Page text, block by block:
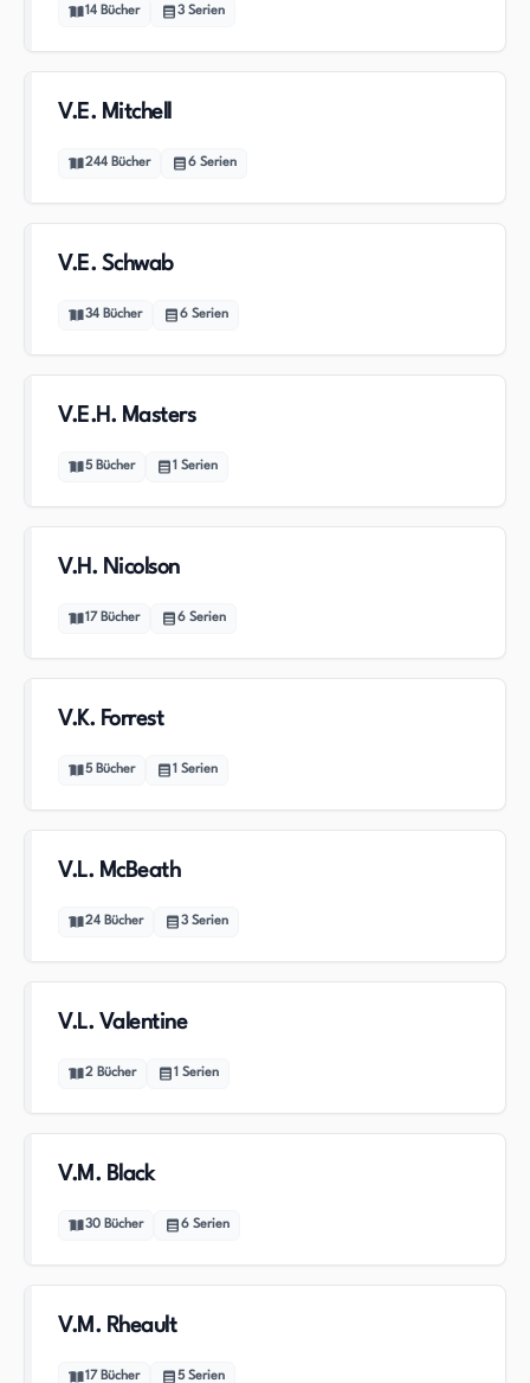
14 Bücher 3 Serien
V.E. Mitchell
244 Bücher 6 Serien
V.E. Schwab
34 Bücher 6 Serien
V.E.H. Masters
5 Bücher 1 Serien
V.H. Nicolson
17 Bücher 6 Serien
V.K. Forrest
5 Bücher 1 Serien
V.L. McBeath
24 Bücher 3 Serien
V.L. Valentine
2 Bücher 1 Serien
V.M. Black
30 Bücher 6 Serien
V.M. Rheault
17 Bücher 5 Serien